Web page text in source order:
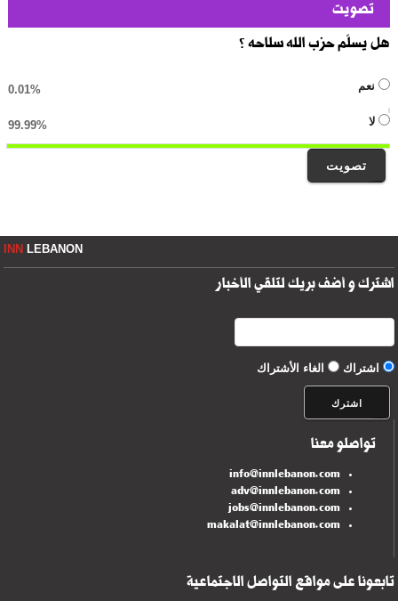
تصويت
هل يسلّم حزب الله سلاحه ؟
نعم 0.01%
لا 99.99%
تصويت
INNLEBANON
اشترك و أضف بريك لتلقي الأخبار
اشتراك الغاء الأشتراك
تواصلو معنا
info@innlebanon.com
adv@innlebanon.com
jobs@innlebanon.com
makalat@innlebanon.com
تابعونا على مواقع التواصل الاجتماعية